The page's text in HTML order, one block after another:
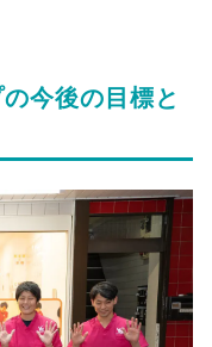
今後の目標と